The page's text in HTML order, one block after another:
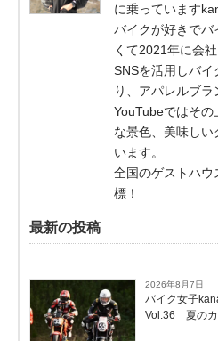
に乗っています
バイクが好きでバ
くて2021年に会社
SNSを活用しバイ
り、アパレルブラ
YouTubeではそ
な景色、美味し
います。
全国のゲストハウ
標！
最新の投稿
2026年8月7日
バイク女子
Vol.36 夏のカ